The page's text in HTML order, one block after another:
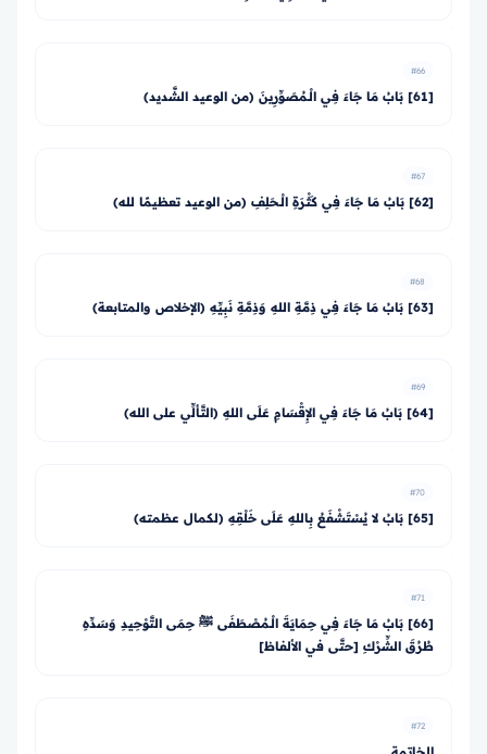
#66
[61] بَابُ مَا جَاءَ فِي الْـمُصَوِّرِينَ (من الوعيد الشَّديد)
#67
[62] بَابُ مَا جَاءَ فِي كَثْرَةِ الْـحَلِفِ (من الوعيد تعظيمًا لله)
#68
[63] بَابُ مَا جَاءَ فِي ذِمَّةِ اللهِ وَذِمَّةِ نَبِيِّهِ (الإخلاص والمتابعة)
#69
[64] بَابُ مَا جَاءَ فِي الإِقْسَامِ عَلَى اللهِ (التَّألِّي على الله)
#70
[65] بَابُ لا يُسْتَشْفَعُ بِاللهِ عَلَى خَلْقِهِ (لكمال عظمته)
#71
[66] بَابُ مَا جَاءَ فِي حِمَايَةَ الْـمُصْطَفَى ﷺ حِمَى التَّوْحِيدِ وَسَدِّهِ
طُرُقَ الشِّرْكِ [حتَّى في الألفاظ]
#72